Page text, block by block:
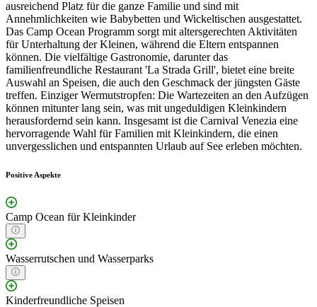
ausreichend Platz für die ganze Familie und sind mit
Annehmlichkeiten wie Babybetten und Wickeltischen ausgestattet.
Das Camp Ocean Programm sorgt mit altersgerechten Aktivitäten
für Unterhaltung der Kleinen, während die Eltern entspannen
können. Die vielfältige Gastronomie, darunter das
familienfreundliche Restaurant 'La Strada Grill', bietet eine breite
Auswahl an Speisen, die auch den Geschmack der jüngsten Gäste
treffen. Einziger Wermutstropfen: Die Wartezeiten an den Aufzügen
können mitunter lang sein, was mit ungeduldigen Kleinkindern
herausfordernd sein kann. Insgesamt ist die Carnival Venezia eine
hervorragende Wahl für Familien mit Kleinkindern, die einen
unvergesslichen und entspannten Urlaub auf See erleben möchten.
Positive Aspekte
Camp Ocean für Kleinkinder
Wasserrutschen und Wasserparks
Kinderfreundliche Speisen